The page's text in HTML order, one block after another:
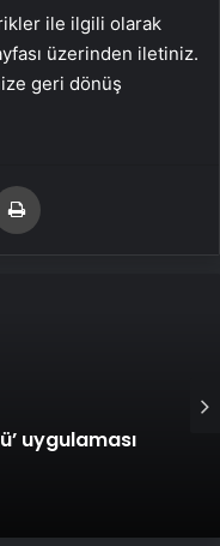
ile ilgili olarak
üzerinden iletiniz.
geri dönüş
paylaş
uygulaması